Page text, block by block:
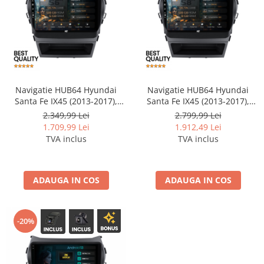
Smart
Jeep
Volvo
Ssangyong
Navigații universale
Navigații universale 2DIN
Navigatie HUB64 Hyundai
Santa Fe IX45 (2013-2017),
6GB RAM, Android, Octacore,
Slot Sim 4G, DSP, GPS, Wi-FI,
Carplay, Android Auto, USB,
Bluetooth, Waze,
2.349,99 Lei
1.709,99 Lei
TVA inclus
ADAUGA IN COS
Navigatie HUB64 Hyundai
Santa Fe IX45 (2013-2017),
8GB RAM, Android, Octacore,
Slot Sim 4G, DSP, GPS, Wi-FI,
Carplay, Android Auto, USB,
Bluetooth, Waze,
2.799,99 Lei
1.912,49 Lei
TVA inclus
ADAUGA IN COS
-20%